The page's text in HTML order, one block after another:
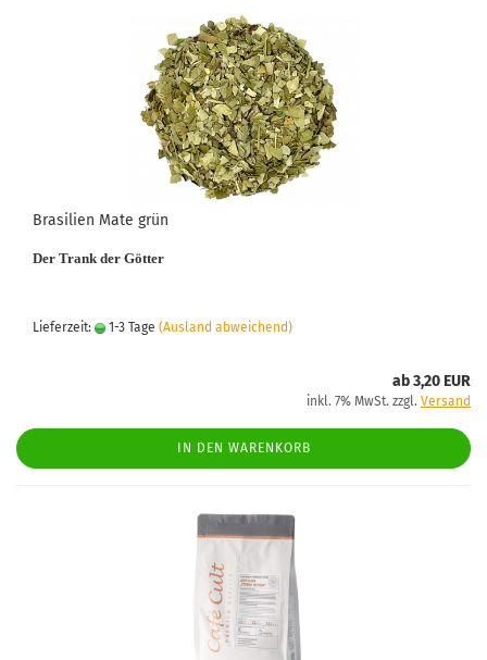
Brasilien Mate grün
Der Trank der Götter
Lieferzeit: 1-3 Tage (Ausland abweichend)
ab 3,20 EUR
inkl. 7% MwSt. zzgl. Versand
IN DEN WARENKORB